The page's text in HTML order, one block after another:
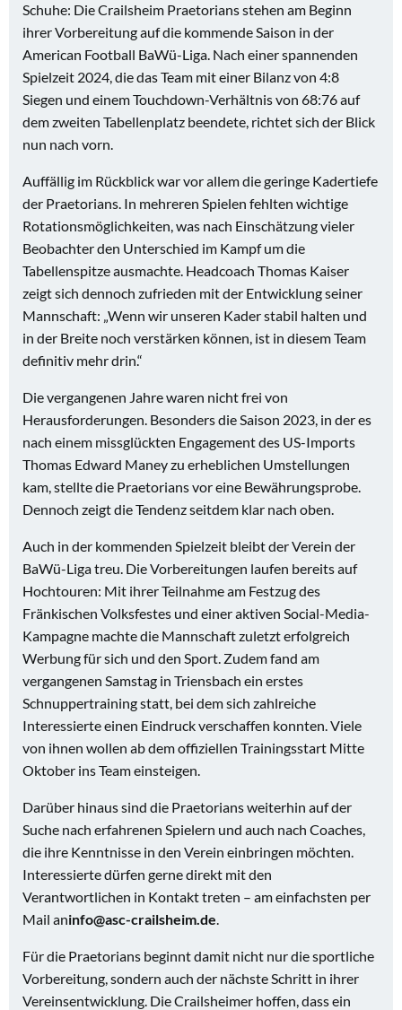
Schuhe: Die Crailsheim Praetorians stehen am Beginn
ihrer Vorbereitung auf die kommende Saison in der
American Football BaWü-Liga. Nach einer spannenden
Spielzeit 2024, die das Team mit einer Bilanz von 4:8
Siegen und einem Touchdown-Verhältnis von 68:76 auf
dem zweiten Tabellenplatz beendete, richtet sich der Blick
nun nach vorn.
Auffällig im Rückblick war vor allem die geringe Kadertiefe
der Praetorians. In mehreren Spielen fehlten wichtige
Rotationsmöglichkeiten, was nach Einschätzung vieler
Beobachter den Unterschied im Kampf um die
Tabellenspitze ausmachte. Headcoach Thomas Kaiser
zeigt sich dennoch zufrieden mit der Entwicklung seiner
Mannschaft: „Wenn wir unseren Kader stabil halten und
in der Breite noch verstärken können, ist in diesem Team
definitiv mehr drin.“
Die vergangenen Jahre waren nicht frei von
Herausforderungen. Besonders die Saison 2023, in der es
nach einem missglückten Engagement des US-Imports
Thomas Edward Maney zu erheblichen Umstellungen
kam, stellte die Praetorians vor eine Bewährungsprobe.
Dennoch zeigt die Tendenz seitdem klar nach oben.
Auch in der kommenden Spielzeit bleibt der Verein der
BaWü-Liga treu. Die Vorbereitungen laufen bereits auf
Hochtouren: Mit ihrer Teilnahme am Festzug des
Fränkischen Volksfestes und einer aktiven Social-Media-
Kampagne machte die Mannschaft zuletzt erfolgreich
Werbung für sich und den Sport. Zudem fand am
vergangenen Samstag in Triensbach ein erstes
Schnuppertraining statt, bei dem sich zahlreiche
Interessierte einen Eindruck verschaffen konnten. Viele
von ihnen wollen ab dem offiziellen Trainingsstart Mitte
Oktober ins Team einsteigen.
Darüber hinaus sind die Praetorians weiterhin auf der
Suche nach erfahrenen Spielern und auch nach Coaches,
die ihre Kenntnisse in den Verein einbringen möchten.
Interessierte dürfen gerne direkt mit den
Verantwortlichen in Kontakt treten – am einfachsten per
Mail aninfo@asc-crailsheim.de.
Für die Praetorians beginnt damit nicht nur die sportliche
Vorbereitung, sondern auch der nächste Schritt in ihrer
Vereinsentwicklung. Die Crailsheimer hoffen, dass ein